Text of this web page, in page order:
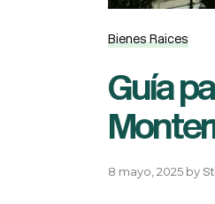
Bienes Raices
Guía
8 mayo, 2025 by